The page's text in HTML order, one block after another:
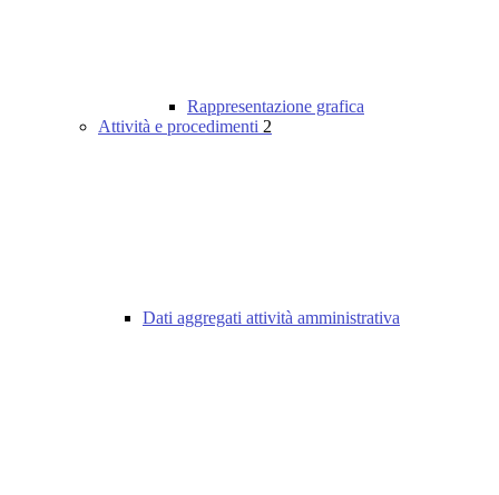
Rappresentazione grafica
Attività e procedimenti 2
Dati aggregati attività amministrativa